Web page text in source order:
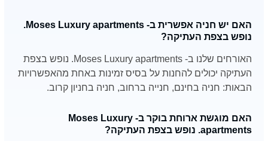
האם יש חניה אפשרית ב- Moses Luxury apartments.
נופש בצפת העתיקה?
האורחים שלנו ב- Moses Luxury apartments. נופש בצפת
העתיקה יכולים להחנות על בסיס זמינות באחת מהאפשרויות
הבאות: חניה בחינם, חנייה ברחוב, חניה בחניון קרוב.
האם מוגשת ארוחת בוקר ב- Moses Luxury
apartments. נופש בצפת העתיקה?